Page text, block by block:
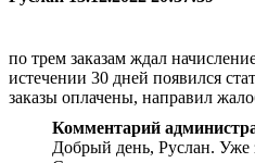
по трем заказам ждал
истечении 30 дней появился
заказы оплачены, направил
Комментарий
Добрый день, Руслан.